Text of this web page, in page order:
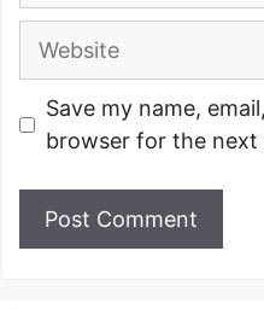
Website
Save my name,
browser for the next